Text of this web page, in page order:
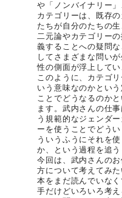
や「ノンバイナリー
カテゴリーは、既存
たちが自分のたちの
二元論やカテゴリー
義することへの疑問
してさまざまな問い
性の側面が浮上してい
このように、カテゴ
いう意味なのかとい
ことでどうなるのか
ます。武内さんの仕
う規範的なジェンダ
ーを使うことでどう
ういうふうにそれを
か、という過程を追う
今回は、武内さんの
方について考えてみた
本をまだ読んでいな
手だけどいろいろ考